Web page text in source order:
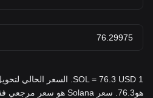
هو76.3. سعر Solana هو سعر مرجعي فقط. تمّ تحديثه للتو.